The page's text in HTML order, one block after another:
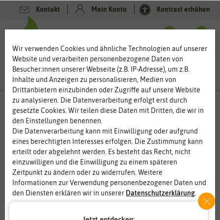
Kontakt Mein Konto Kontrast erhöhen
-50%
Wir verwenden Cookies und ähnliche Technologien auf unserer
Website und verarbeiten personenbezogene Daten von
Besucher:innen unserer Webseite (z.B. IP-Adresse), um z.B.
Inhalte und Anzeigen zu personalisieren, Medien von
Drittanbietern einzubinden oder Zugriffe auf unsere Website
zu analysieren. Die Datenverarbeitung erfolgt erst durch
gesetzte Cookies. Wir teilen diese Daten mit Dritten, die wir in
den Einstellungen benennen.
Die Datenverarbeitung kann mit Einwilligung oder aufgrund
eines berechtigten Interesses erfolgen. Die Zustimmung kann
erteilt oder abgelehnt werden. Es besteht das Recht, nicht
einzuwilligen und die Einwilligung zu einem späteren
Zeitpunkt zu ändern oder zu widerrufen. Weitere
Informationen zur Verwendung personenbezogener Daten und
den Diensten erklären wir in unserer Daten­schutz­erklärung
Statistik